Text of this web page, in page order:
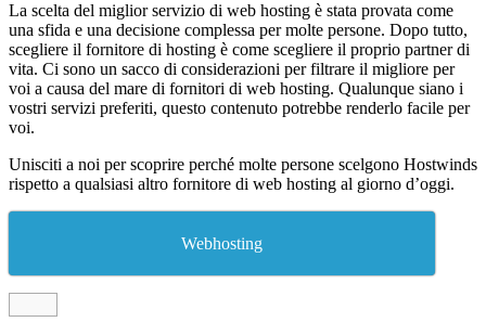
La scelta del miglior servizio di web hosting è stata provata come
una sfida e una decisione complessa per molte persone. Dopo tutto,
scegliere il fornitore di hosting è come scegliere il proprio partner di
vita. Ci sono un sacco di considerazioni per filtrare il migliore per
voi a causa del mare di fornitori di web hosting. Qualunque siano i
vostri servizi preferiti, questo contenuto potrebbe renderlo facile per
voi.
Unisciti a noi per scoprire perché molte persone scelgono Hostwinds
rispetto a qualsiasi altro fornitore di web hosting al giorno d’oggi.
Webhosting